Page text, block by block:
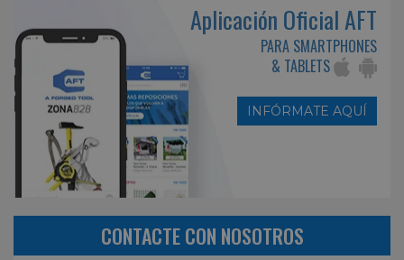
Aplicación Oficial AFT
PARA SMARTPHONES
& TABLETS
INFÓRMATE AQUÍ
CONTACTE CON NOSOTROS